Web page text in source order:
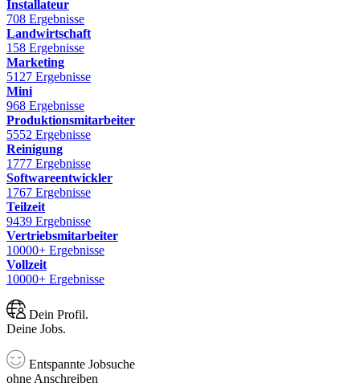
Installateur
708 Ergebnisse
Landwirtschaft
158 Ergebnisse
Marketing
5127 Ergebnisse
Mini
968 Ergebnisse
Produktionsmitarbeiter
5552 Ergebnisse
Reinigung
1777 Ergebnisse
Softwareentwickler
1767 Ergebnisse
Teilzeit
9439 Ergebnisse
Vertriebsmitarbeiter
10000+ Ergebnisse
Vollzeit
10000+ Ergebnisse
Dein Profil.
Deine Jobs.
Entspannte Jobsuche
ohne Anschreiben